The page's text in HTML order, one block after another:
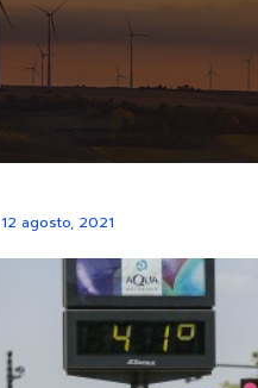
12 agosto, 2021